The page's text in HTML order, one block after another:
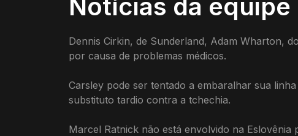
Notícias da
Dennis Cirkin, de Sunderland, Adam Wharton,
por causa de problemas médicos.
Carsley pode ser tentado a embaralhar sua
substituto tardio contra a tchechia.
Marcel Ratnick não está envolvido na